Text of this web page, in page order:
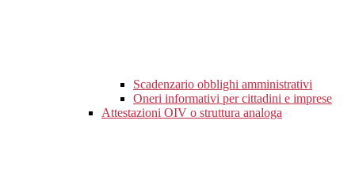
Scadenzario obblighi amministrativi
Oneri informativi per cittadini e imprese
Attestazioni OIV o struttura analoga